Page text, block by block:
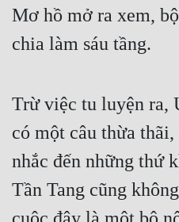
Cung Đấu
Cổ Tiên Hiệp
Du Hí
Dã Sử
Mơ hồ mở ra xem,
chia làm sáu tầng.
Trừ việc tu luyện ra,
có một câu thừa
nhắc đến những thứ
Tần Tang cũng